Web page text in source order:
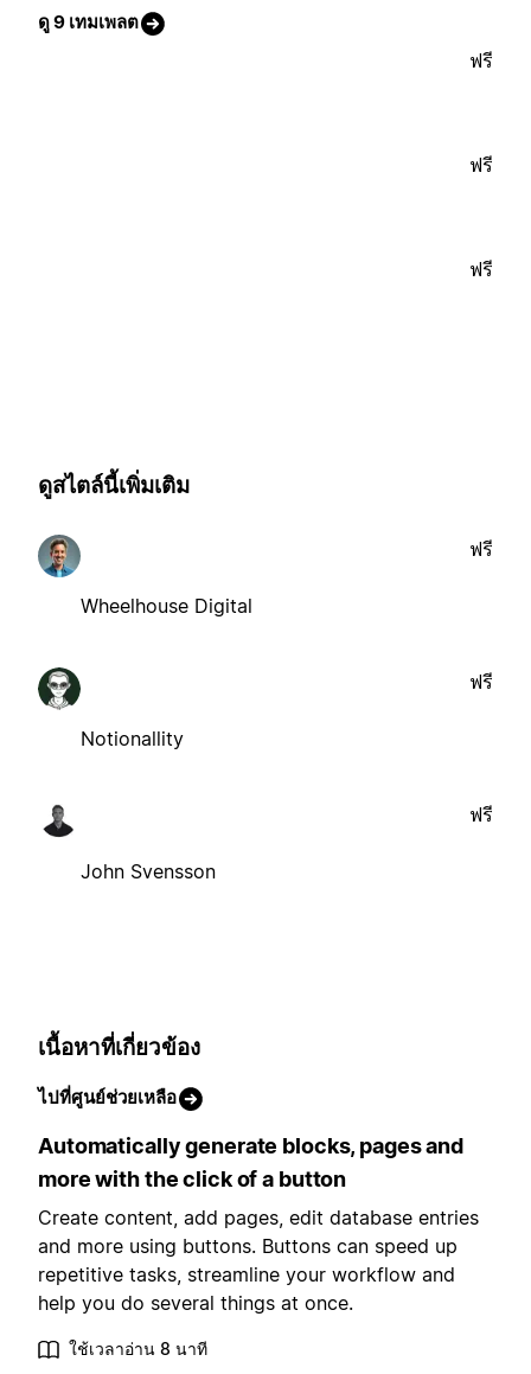
ดู 9 เทมเพลต
ฟรี
ฟรี
ฟรี
ดูสไตล์นี้เพิ่มเติม
Wheelhouse Digital
ฟรี
Notionallity
ฟรี
John Svensson
ฟรี
เนื้อหาที่เกี่ยวข้อง
ไปที่ศูนย์ช่วยเหลือ
Automatically generate blocks, pages and
more with the click of a button
Create content, add pages, edit database entries
and more using buttons. Buttons can speed up
repetitive tasks, streamline your workflow and
help you do several things at once.
ใช้เวลาอ่าน 8 นาที